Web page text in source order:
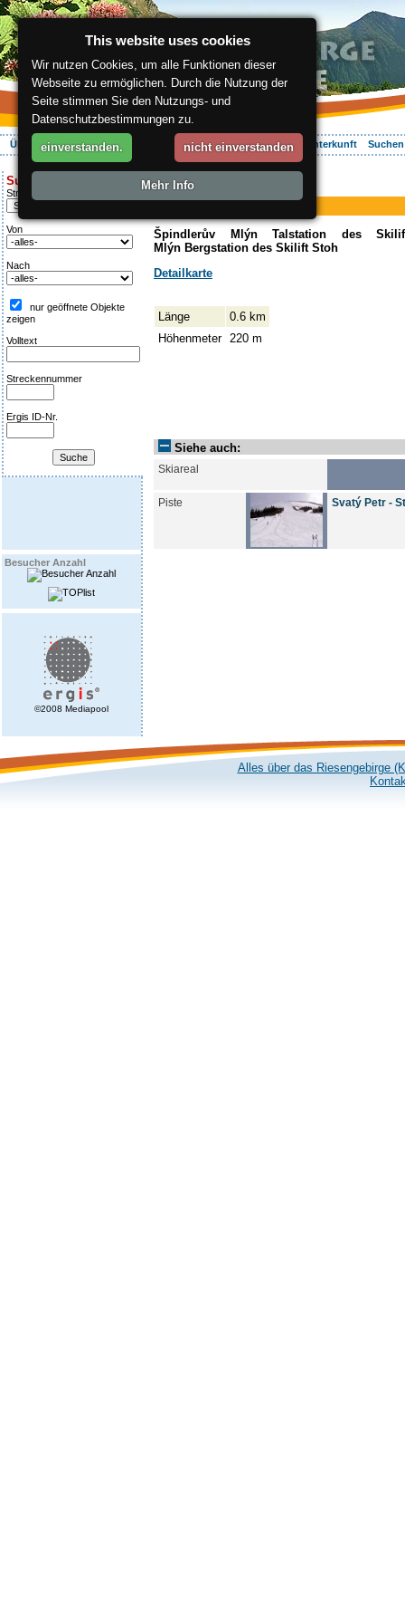
Über die Region Aktiv Erleben Entspannung Ihr Urlaub Unterkunft
Suche:
Streckentipp
Von
Nach
nur geöffnete Objekte
zeigen
Volltext
Streckennummer
Ergis ID-Nr.
Besucher Anzahl
©2008 Mediapool
ergis.cz>Aktiv Erleben> Stoh
Skilift
Stoh
Špindlerův Mlýn Talstation des
Mlýn Bergstation des Skilift Stoh
Detailkarte
Länge
0.6 km
Höhenmeter
220 m
Siehe auch:
Skiareal
Piste Svatý Petr -
Alles über das Riesengebirge
This website uses cookies
Wir nutzen Cookies, um alle Funktionen dieser
Webseite zu ermöglichen. Durch die Nutzung der
Seite stimmen Sie den Nutzungs- und
Datenschutzbestimmungen zu.
einverstanden. nicht einverstanden
Mehr Info